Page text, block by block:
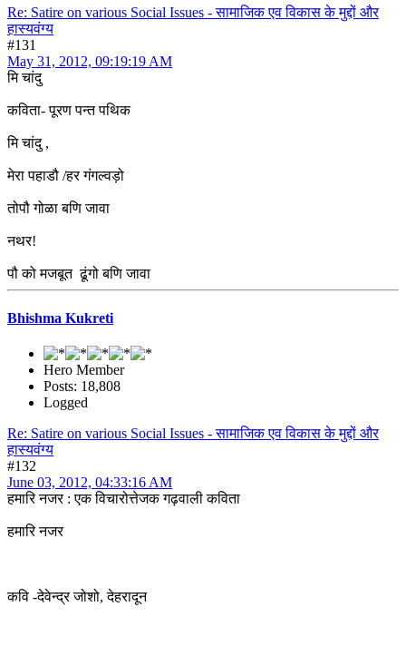
Re: Satire on various Social Issues - सामाजिक एव विकास के मुद्दों और
हास्यवंग्य
#131
May 31, 2012, 09:19:19 AM
मि चांदु
कविता- पूरण पन्त पथिक
मि चांदु ,
मेरा पहाडौ /हर गंगल्वड़ो
तोपौ गोळा बणि जावा
नथर!
पौ को मजबूत ढूंगो बणि जावा
Bhishma Kukreti
Hero Member
Posts: 18,808
Logged
Re: Satire on various Social Issues - सामाजिक एव विकास के मुद्दों और
हास्यवंग्य
#132
June 03, 2012, 04:33:16 AM
हमारि नजर : एक विचारोत्तेजक गढ़वाली कविता
हमारि नजर
कवि -देवेन्द्र जोशो, देहरादून